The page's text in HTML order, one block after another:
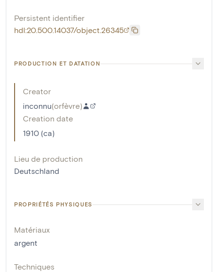
Persistent identifier
hdl:20.500.14037/object.26345
PRODUCTION ET DATATION
Creator
inconnu(orfèvre)
Creation date
1910 (ca)
Lieu de production
Deutschland
PROPRIÉTÉS PHYSIQUES
Matériaux
argent
Techniques